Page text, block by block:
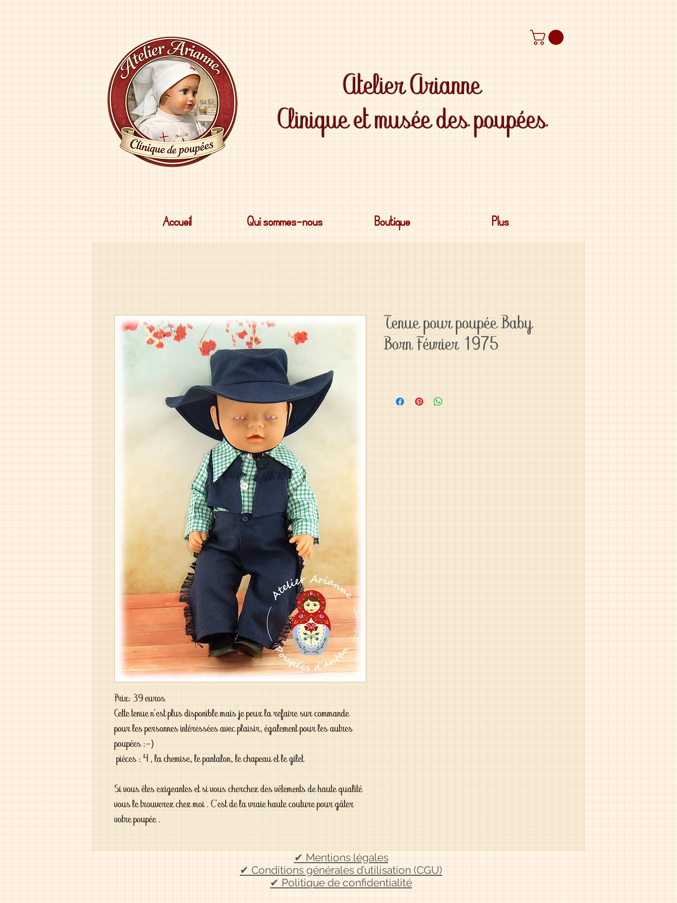
Atelier Arianne
Clinique et musée des poupées
Accueil Qui sommes-nous Boutique Plus
Prix: 39 euros
Cette tenue n'est plus disponible mais je peux la refaire sur commande
pour les personnes intéressées avec plaisir, également pour les autres
poupées :-)
pièces : 4 , la chemise, le pantalon, le chapeau et le gilet
Si vous êtes exigeantes et si vous cherchez des vêtements de haute qualité
vous le trouverez chez moi . C'est de la vraie haute couture pour gâter
votre poupée .
Tenue pour poupée Baby
Born Février 1975
✔ Mentions légales
✔ Conditions générales d’utilisation (CGU)
✔ Politique de confidentialité